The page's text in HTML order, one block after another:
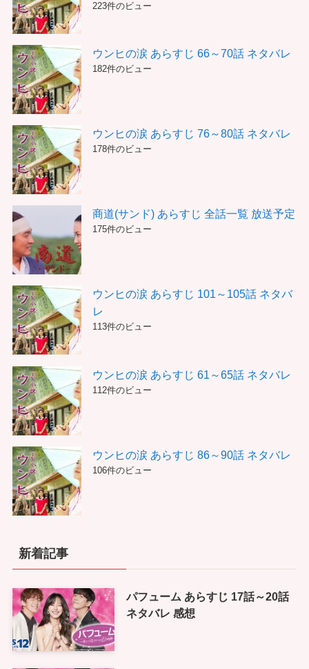
223件のビュー
ウンヒの涙 あらすじ 66～70話 ネタバレ
182件のビュー
ウンヒの涙 あらすじ 76～80話 ネタバレ
178件のビュー
商道(サンド) あらすじ 全話一覧 放送予定
175件のビュー
ウンヒの涙 あらすじ 101～105話 ネタバ
レ
113件のビュー
ウンヒの涙 あらすじ 61～65話 ネタバレ
112件のビュー
ウンヒの涙 あらすじ 86～90話 ネタバレ
106件のビュー
新着記事
パフューム あらすじ 17話～20話
ネタバレ 感想